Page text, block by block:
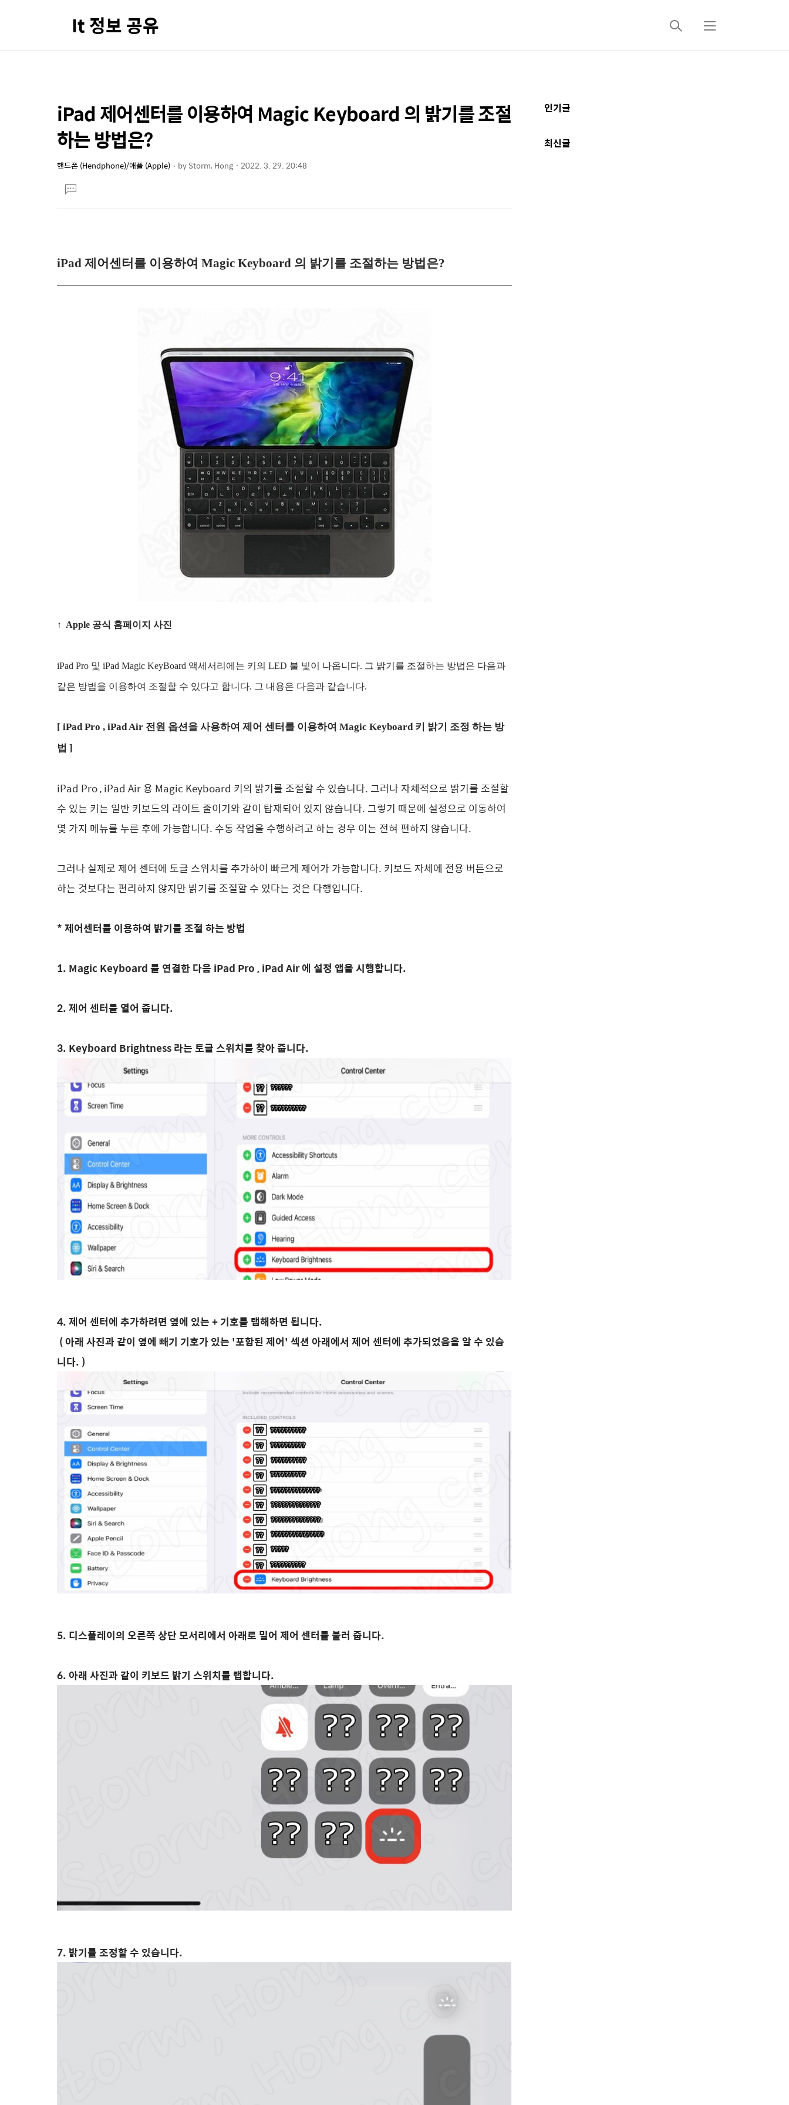
It 정보 공유
검
메
상
세
컨
텐
본
문
제
iPad 제어센터를 이용하여 Magic Keyboard 의 밝기를 조절
하는 방법은?
핸드폰 (Hendphone)/애플 (Apple) byStorm, Hong 2022. 3. 29. 20:48
문댓
글
iPad 제어센터를 이용하여 Magic Keyboard 의 밝기를 조절하는 방법은?
↑ Apple 공식 홈페이지 사진
iPad Pro 및 iPad Magic KeyBoard 액세서리에는 키의 LED 불 빛이 나옵니다. 그 밝기를 조절하는 방법은 다음과
같은 방법을 이용하여 조절할 수 있다고 합니다. 그 내용은 다음과 같습니다.
[ iPad Pro , iPad Air 전원 옵션을 사용하여 제어 센터를 이용하여 Magic Keyboard 키 밝기 조정 하는 방
법 ]
iPad Pro , iPad Air 용 Magic Keyboard 키의 밝기를 조절할 수 있습니다. 그러나 자체적으로 밝기를 조절할
수 있는 키는 일반 키보드의 라이트 줄이기와 같이 탑재되어 있지 않습니다. 그렇기 때문에 설정으로 이동하여
몇 가지 메뉴를 누른 후에 가능합니다. 수동 작업을 수행하려고 하는 경우 이는 전혀 편하지 않습니다.
그러나 실제로 제어 센터에 토글 스위치를 추가하여 빠르게 제어가 가능합니다. 키보드 자체에 전용 버튼으로
하는 것보다는 편리하지 않지만 밝기를 조절할 수 있다는 것은 다행입니다.
* 제어센터를 이용하여 밝기를 조절 하는 방법
1. Magic Keyboard 를 연결한 다음 iPad Pro , iPad Air 에 설정 앱을 시행합니다.
2. 제어 센터를 열어 줍니다.
3. Keyboard Brightness 라는 토글 스위치를 찾아 줍니다.
4. 제어 센터에 추가하려면 옆에 있는 + 기호를 탭해하면 됩니다.
( 아래 사진과 같이 옆에 빼기 기호가 있는 '포함된 제어' 섹션 아래에서 제어 센터에 추가되었음을 알 수 있습
니다. )
5. 디스플레이의 오른쪽 상단 모서리에서 아래로 밀어 제어 센터를 불러 줍니다.
6. 아래 사진과 같이 키보드 밝기 스위치를 탭합니다.
7. 밝기를 조정할 수 있습니다.
추
정
인기글
최신글